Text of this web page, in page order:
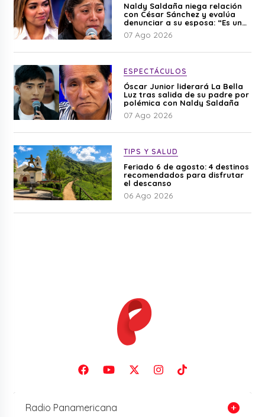
Naldy Saldaña niega relación
con César Sánchez y evalúa
denunciar a su esposa: “Es una
difamación”
07 Ago 2026
ESPECTÁCULOS
Óscar Junior liderará La Bella
Luz tras salida de su padre por
polémica con Naldy Saldaña
07 Ago 2026
TIPS Y SALUD
Feriado 6 de agosto: 4 destinos
recomendados para disfrutar
el descanso
06 Ago 2026
Radio Panamericana